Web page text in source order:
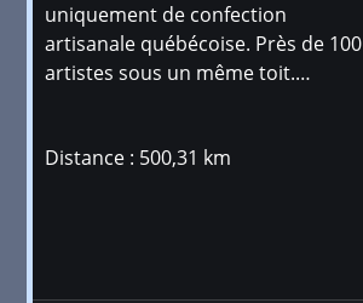
uniquement de confection
artisanale québécoise. Près de 100
artistes sous un même toit.…
Distance : 500,31 km